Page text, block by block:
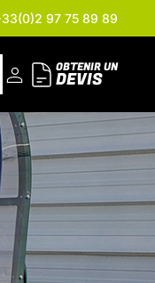
97 75 89 89
OBTENIR UN
DEVIS